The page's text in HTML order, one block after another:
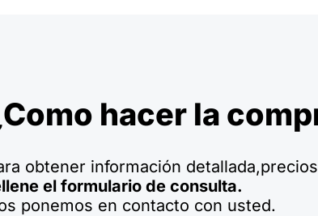
hacer la
obtener información
el formulario de consulta.
ponemos en contacto con usted.